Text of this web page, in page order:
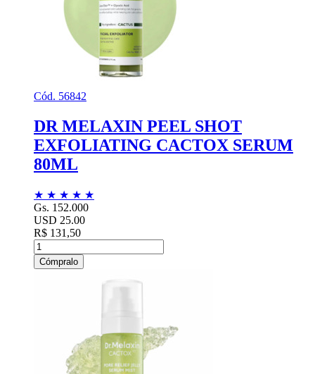
Cód. 56842
DR MELAXIN PEEL SHOT
EXFOLIATING CACTOX SERUM
80ML
★ ★ ★ ★ ★
Gs. 152.000
USD 25.00
R$ 131,50
Cómpralo